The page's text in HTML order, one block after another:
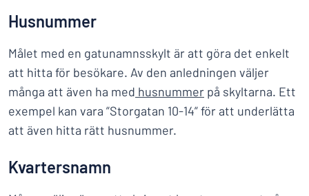
Husnummer
Målet med en gatunamnsskylt är att göra det enkelt
att hitta för besökare. Av den anledningen väljer
många att även ha med husnummer på skyltarna. Ett
exempel kan vara ”Storgatan 10-14” för att underlätta
att även hitta rätt husnummer.
Kvartersnamn